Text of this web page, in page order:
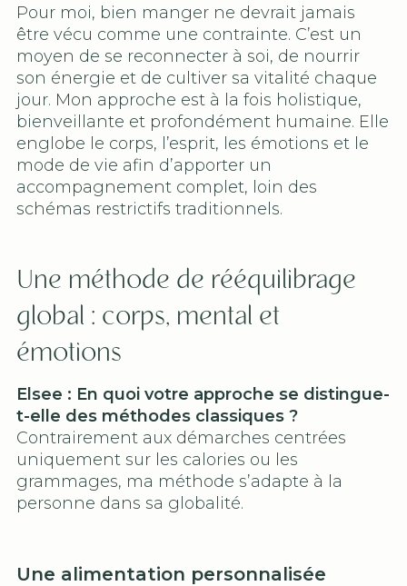
Pour moi, bien manger ne devrait jamais
être vécu comme une contrainte. C’est un
moyen de se reconnecter à soi, de nourrir
son énergie et de cultiver sa vitalité chaque
jour. Mon approche est à la fois holistique,
bienveillante et profondément humaine. Elle
englobe le corps, l’esprit, les émotions et le
mode de vie afin d’apporter un
accompagnement complet, loin des
schémas restrictifs traditionnels.
Une méthode de rééquilibrage
global : corps, mental et
émotions
Elsee : En quoi votre approche se distingue-
t-elle des méthodes classiques ?
Contrairement aux démarches centrées
uniquement sur les calories ou les
grammages, ma méthode s’adapte à la
personne dans sa globalité.
Une alimentation personnalisée